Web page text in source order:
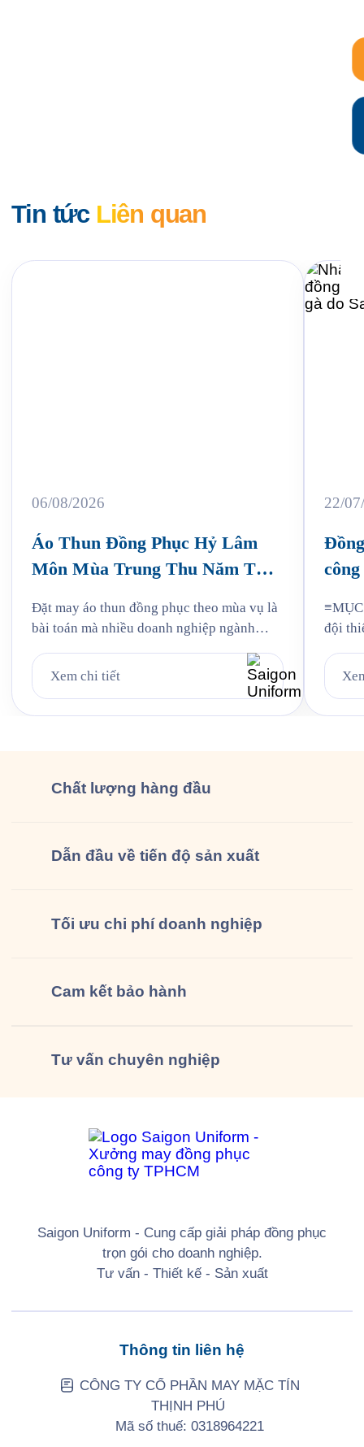
Tin tức Liên quan
06/08/2026
Áo Thun Đồng Phục Hỷ Lâm
Môn Mùa Trung Thu Năm Thứ
Đặt may áo thun đồng phục theo mùa vụ là
bài toán mà nhiều doanh nghiệp ngành
Môn cũng vậy. Cứ đến hẹn lại lên, mỗi năm
khi mùa bánh Trung Thu về, Hỷ Lâm Môn
Xem chi tiết
22/
đội
mẫu
Quy
Chất lượng hàng đầu
Dẫn đầu về tiến độ sản xuất
Tối ưu chi phí doanh nghiệp
Cam kết bảo hành
Tư vấn chuyên nghiệp
Saigon Uniform - Cung cấp giải pháp đồng phục
trọn gói cho doanh nghiệp.
Tư vấn - Thiết kế - Sản xuất
Thông tin liên hệ
CÔNG TY CỔ PHẦN MAY MẶC TÍN
THỊNH PHÚ
Mã số thuế: 0318964221